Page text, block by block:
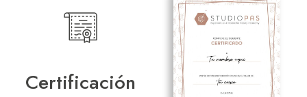
Certificación